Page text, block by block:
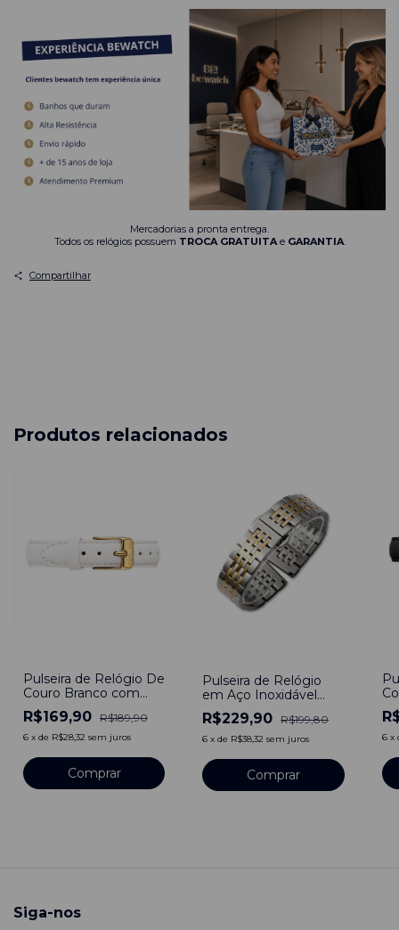
Mercadorias a pronta entrega.
Todos os relógios possuem TROCA GRATUITAe GARANTIA.
Compartilhar
Produtos relacionados
Pulseira de Relógio De
Couro Branco com
Fivela em Aço
Inoxidável 12mm com
pinos
R$169,90 R$189,90
6 x de R$28,32 sem juros
Comprar
Pulseira de Relógio
em Aço Inoxidável
Bicolor 12mm Engate
rápido
R$229,90 R$199,80
6 xde R$38,32 sem juros 6 x
Siga-nos